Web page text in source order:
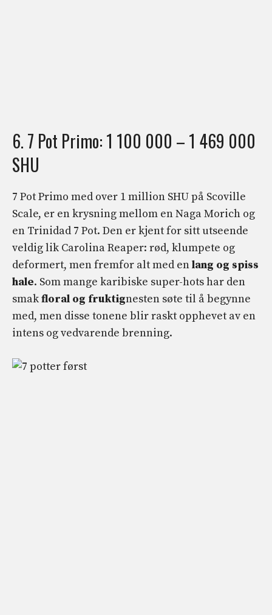
6. 7 Pot Primo: 1 100 000 – 1 469 000
SHU
7 Pot Primo med over 1 million SHU på Scoville
Scale, er en krysning mellom en Naga Morich og
en Trinidad 7 Pot. Den er kjent for sitt utseende
veldig lik Carolina Reaper: rød, klumpete og
deformert, men fremfor alt med enlang og spiss
hale. Som mange karibiske super-hots har den
smakfloral og fruktignesten søte til å begynne
med, men disse tonene blir raskt opphevet av en
intens og vedvarende brenning.